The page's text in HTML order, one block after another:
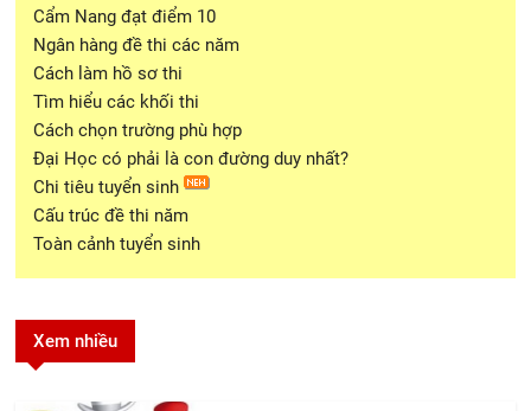
Cẩm Nang đạt điểm 10
Ngân hàng đề thi các năm
Cách làm hồ sơ thi
Tìm hiểu các khối thi
Cách chọn trường phù hợp
Đại Học có phải là con đường duy nhất?
Chi tiêu tuyển sinh
Cấu trúc đề thi năm
Toàn cảnh tuyển sinh
Xem nhiều